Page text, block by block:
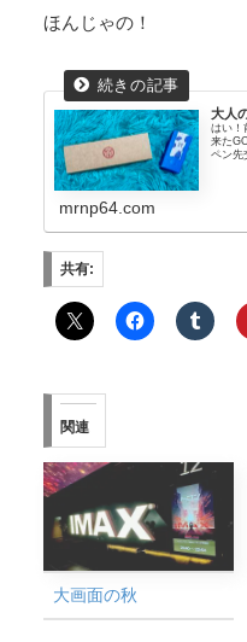
ほんじゃの！
大人
はい！
来た
ペン先
mrnp64.com
共有:
関連
大画面の秋